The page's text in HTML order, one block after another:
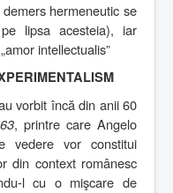
hermeneutic se
lipsa acesteia), iar
intellectualis”
vorbit încă din anii 60
, printre care Angelo
vedere vor constitui
din context românesc
l cu o mişcare de